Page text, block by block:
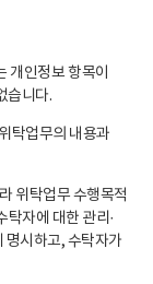
인정보 항목이
습니다.
탁업무의 내용과
위탁업무 수행목적
탁자에 대한 관리·
명시하고, 수탁자가